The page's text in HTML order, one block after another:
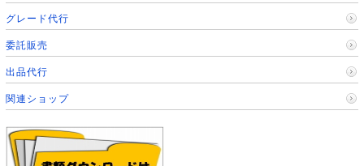
グレード代行
委託販売
出品代行
関連ショップ